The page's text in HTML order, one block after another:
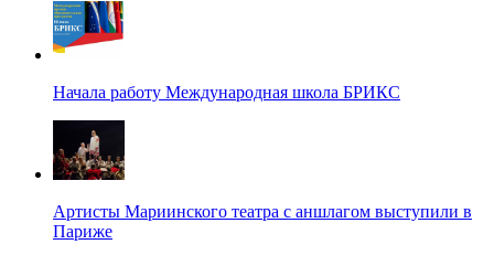
Начала работу Международная школа БРИКС
Артисты Мариинского театра с аншлагом выступили в
Париже